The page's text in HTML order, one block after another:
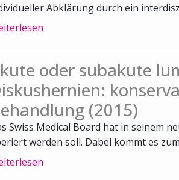
Abklärung durch ein
oder subakute
(2015)
Swiss Medical Board hat in seinem
werden soll. Dabei kommt es zum